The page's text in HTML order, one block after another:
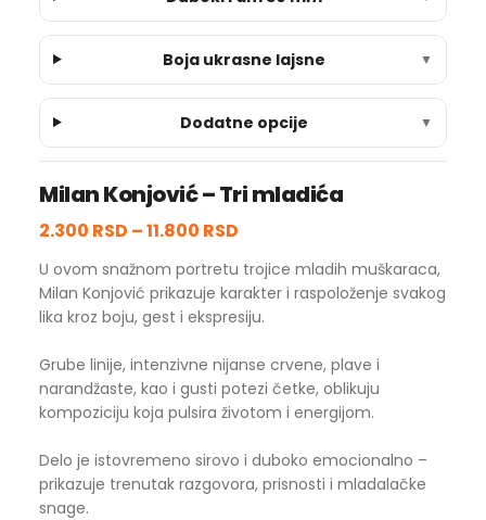
Boja ukrasne lajsne ▼
Dodatne opcije ▼
Milan Konjović – Tri mladića
2.300 RSD –11.800 RSD
U ovom snažnom portretu trojice mladih muškaraca,
Milan Konjović prikazuje karakter i raspoloženje svakog
lika kroz boju, gest i ekspresiju.
Grube linije, intenzivne nijanse crvene, plave i
narandžaste, kao i gusti potezi četke, oblikuju
kompoziciju koja pulsira životom i energijom.
Delo je istovremeno sirovo i duboko emocionalno –
prikazuje trenutak razgovora, prisnosti i mladalačke
snage.